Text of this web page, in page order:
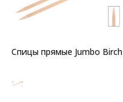
Спицы прямые Jumbo Birch